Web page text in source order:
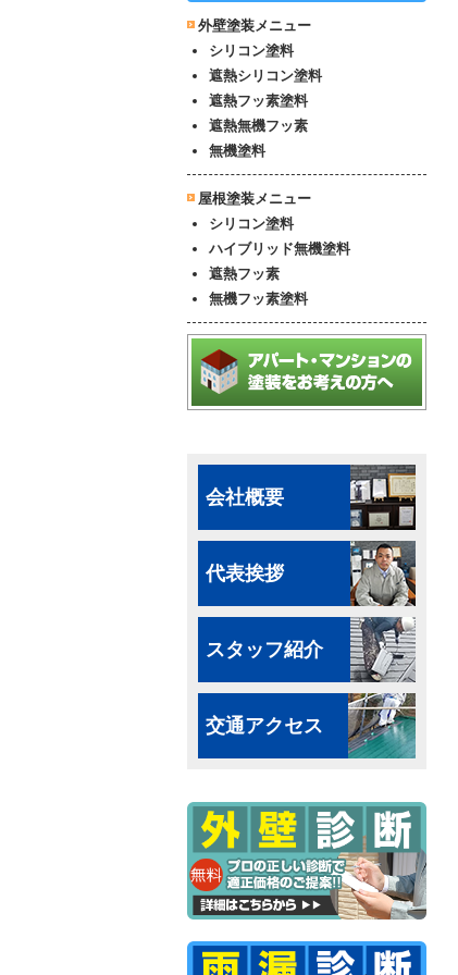
外壁塗装メニュー
シリコン塗料
遮熱シリコン塗料
遮熱フッ素塗料
遮熱無機フッ素
無機塗料
屋根塗装メニュー
シリコン塗料
ハイブリッド無機塗料
遮熱フッ素
無機フッ素塗料
会社概要
代表挨拶
スタッフ紹介
交通アクセス